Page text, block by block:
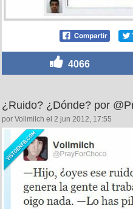
4066
¿Ruido? ¿Dónde? por
por Vollmilch el 2 jun 2012, 17:55